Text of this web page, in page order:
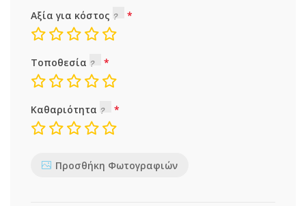
Αξία για κόστος
Τοποθεσία
Καθαριότητα
Προσθήκη Φωτογραφιών